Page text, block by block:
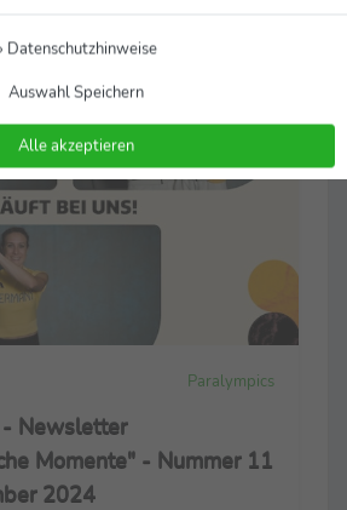
Paralympics
Newsletter
Momente" - Nummer 11
2024
Datenschutzhinweise
Auswahl Speichern
Alle akzeptieren